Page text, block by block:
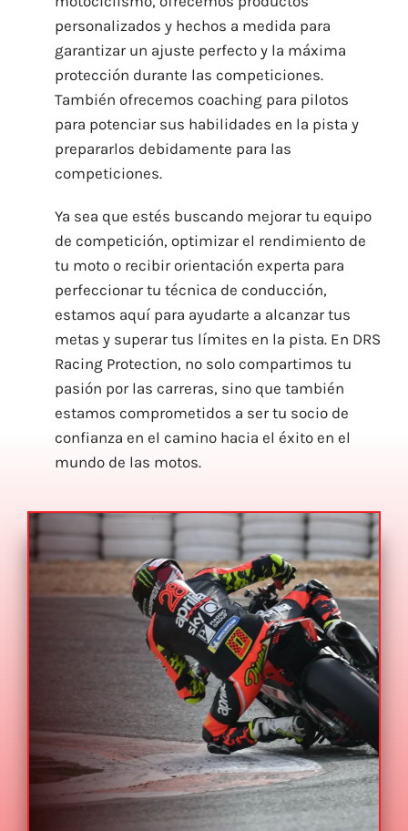
personalizados y hechos a medida para
garantizar un ajuste perfecto y la máxima
protección durante las competiciones.
También ofrecemos coaching para pilotos
para potenciar sus habilidades en la pista y
prepararlos debidamente para las
competiciones.
Ya sea que estés buscando mejorar tu equipo
de competición, optimizar el rendimiento de
tu moto o recibir orientación experta para
perfeccionar tu técnica de conducción,
estamos aquí para ayudarte a alcanzar tus
metas y superar tus límites en la pista. En DRS
Racing Protection, no solo compartimos tu
pasión por las carreras, sino que también
estamos comprometidos a ser tu socio de
confianza en el camino hacia el éxito en el
mundo de las motos.